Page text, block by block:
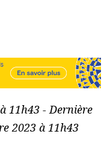
11h43 - Dernière
2023 à 11h43